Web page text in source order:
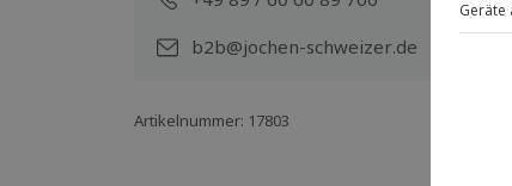
Gutschein gültig für 2 Personen
b2b@jochen-schweizer.de
Artikelnummer: 17803